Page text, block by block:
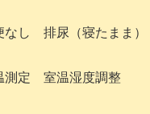
し 排尿（寝たまま）
定 室温湿度調整